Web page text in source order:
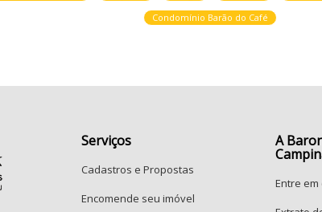
Condomínio Barão do Café
Serviços
Cadastros e Propostas
Encomende seu imóvel
A
Entre